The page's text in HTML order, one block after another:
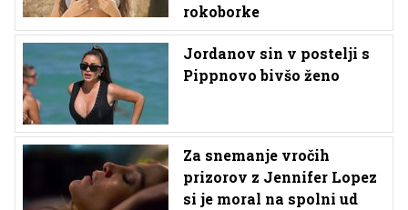
rokoborke
Jordanov sin v postelji s
Pippnovo bivšo ženo
Za snemanje vročih
prizorov z Jennifer Lopez
si je moral na spolni ud